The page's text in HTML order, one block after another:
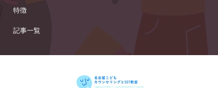
特徴
記事一覧